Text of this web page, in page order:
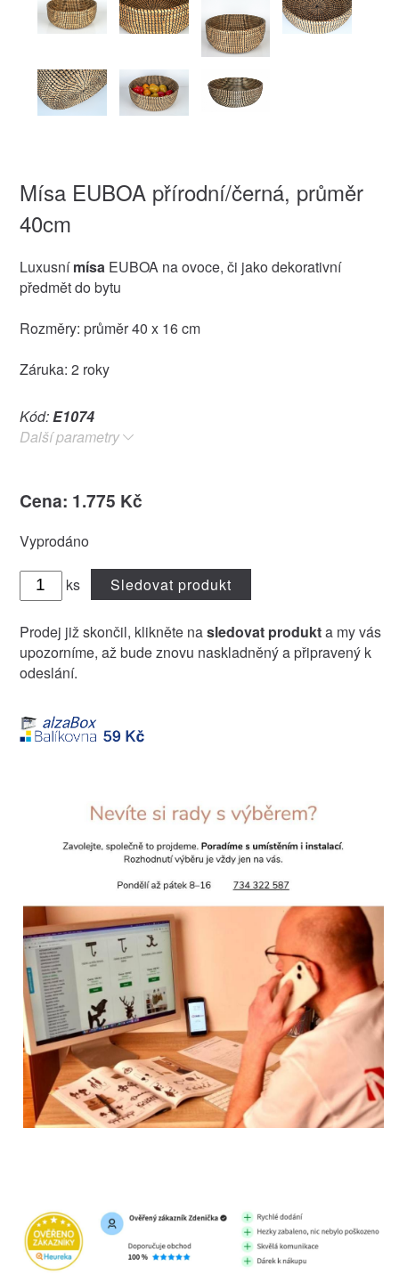
Mísa EUBOA přírodní/černá, průměr
40cm
LuxusnímísaEUBOA na ovoce, či jako dekorativní
předmět do bytu
Rozměry: průměr 40 x 16 cm
Záruka: 2 roky
Kód:E1074
Další parametry
Cena: 1.775 Kč
Vyprodáno
ks Sledovat produkt
Prodej již skončil, klikněte nasledovat produkta my vás
upozorníme, až bude znovu naskladněný a připravený k
odeslání.